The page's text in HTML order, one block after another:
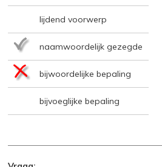
lijdend voorwerp
naamwoordelijk gezegde
bijwoordelijke bepaling
bijvoeglijke bepaling